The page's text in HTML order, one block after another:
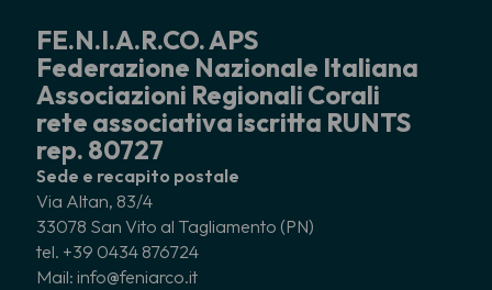
FE.N.I.A.R.CO. APS
Federazione Nazionale Italiana
Associazioni Regionali Corali
rete associativa iscritta RUNTS
rep. 80727
Sede e recapito postale
Via Altan, 83/4
33078 San Vito al Tagliamento (PN)
tel. +39 0434 876724
Mail: info@feniarco.it